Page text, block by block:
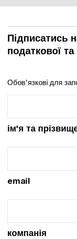
Підписатись
податкової
Обов'язкові для
ім'я та
email
компанія